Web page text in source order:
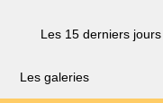
Les 15 derniers jours
Les galeries